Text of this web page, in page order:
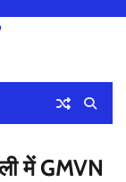
में GMVN